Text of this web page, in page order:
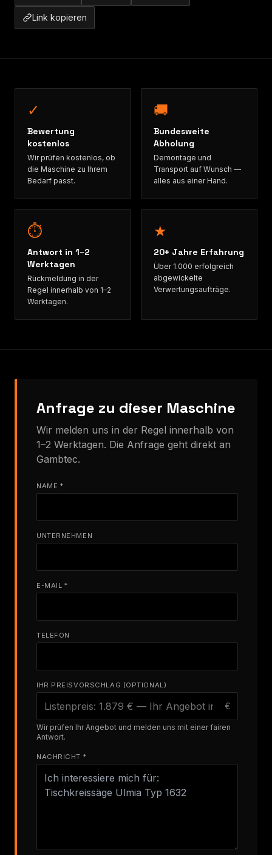
Link kopieren
✓
Bewertung
kostenlos
Wir prüfen kostenlos, ob
die Maschine zu Ihrem
Bedarf passt.
🚚
Bundesweite
Abholung
Demontage und
Transport auf Wunsch —
alles aus einer Hand.
⏱
Antwort in 1–2
Werktagen
Rückmeldung in der
Regel innerhalb von 1–2
Werktagen.
★
20+ Jahre Erfahrung
Über 1.000 erfolgreich
abgewickelte
Verwertungsaufträge.
Anfrage zu dieser Maschine
Wir melden uns in der Regel innerhalb von
1–2 Werktagen. Die Anfrage geht direkt an
Gambtec.
NAME *
UNTERNEHMEN
E-MAIL *
TELEFON
IHR PREISVORSCHLAG (OPTIONAL)
€
Wir prüfen Ihr Angebot und melden uns mit einer fairen
Antwort.
NACHRICHT *